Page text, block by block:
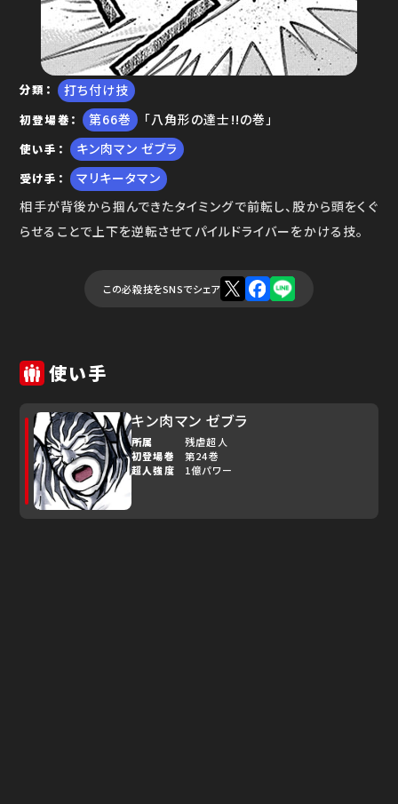
分類 打ち付け技
初登場巻 66 「八角形の達士!!の巻」
使い手 キン肉マン ゼブラ
受け手
マリキータマン
相手が背後から掴んできたタイミングで前転し、股から頭をくぐ
らせることで上下を逆転させてパイルドライバーをかける技。
この必殺技をSNSでシェア
使い手
キン肉マン ゼブラ
所属
残虐超人
初登場巻
第24巻
超人強度
1億パワー